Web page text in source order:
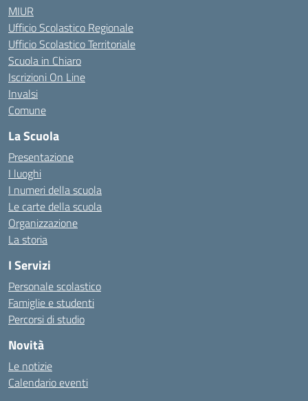
MIUR
Ufficio Scolastico Regionale
Ufficio Scolastico Territoriale
Scuola in Chiaro
Iscrizioni On Line
Invalsi
Comune
La Scuola
Presentazione
I luoghi
I numeri della scuola
Le carte della scuola
Organizzazione
La storia
I Servizi
Personale scolastico
Famiglie e studenti
Percorsi di studio
Novità
Le notizie
Calendario eventi